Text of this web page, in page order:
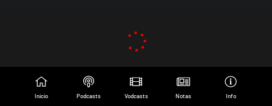
Inicio Podcasts Vodcasts Notas Info